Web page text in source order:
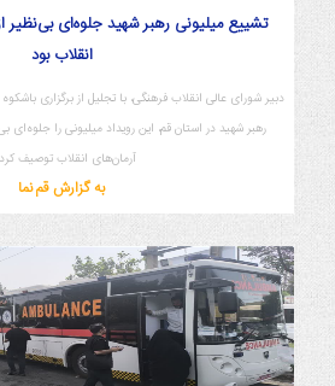
تشییع میلیونی رهبر شهید جلوه‌ای بی‌نظیر
انقلاب بود
دبیر شورای عالی انقلاب فرهنگی، با تجلیل از برگزاری
رهبر شهید در استان قم، این رویداد میلیونی را
آرمان‌های انقلاب توصیف
به گزارش قم نما